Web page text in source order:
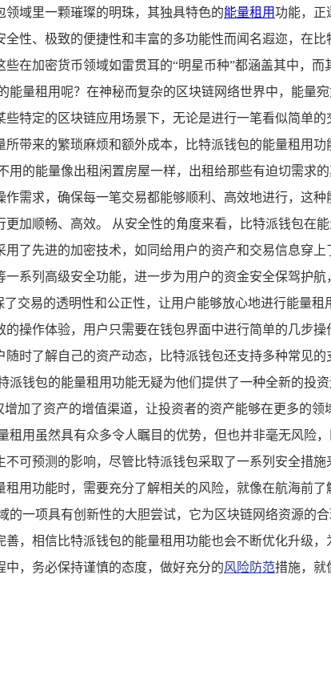
域里一颗璀璨的明珠，其独具特色的能量租用功能，正
性、极致的便捷性和丰富的多功能性而闻名遐迩，在
在加密货币领域如雷贯耳的“明星币种”都涵盖其中，
量租用呢？在神秘而复杂的区块链网络世界中，能量
特定的区块链应用场景下，无论是进行一笔看似简单
带来的繁琐麻烦和额外成本，比特派钱包的能量租用
的能量像出租闲置房屋一样，出租给那些有迫切需求
需求，确保每一笔交易都能够顺利、高效地进行，这
加顺畅、高效。 从安全性的角度来看，比特派钱包在
了先进的加密技术，如同给用户的资产和交易信息穿
系列高级安全功能，进一步为用户的资金安全保驾护
交易的透明性和公正性，让用户能够放心地进行能量
操作体验，用户只需要在钱包界面中进行简单的几步
时了解自己的资产动态，比特派钱包还支持多种常见
钱包的能量租用功能无疑为他们提供了一种全新的投
加了资产的增值渠道，让投资者的资产能够在更多的
用虽然具有众多令人瞩目的优势，但也并非毫无风险
可预测的影响，尽管比特派钱包采取了一系列安全措
用功能时，需要充分了解相关的风险，就像在航海前
一项具有创新性的大胆尝试，它为区块链网络资源的
，相信比特派钱包的能量租用功能也会不断优化升级
，务必保持谨慎的态度，做好充分的风险防范措施，就